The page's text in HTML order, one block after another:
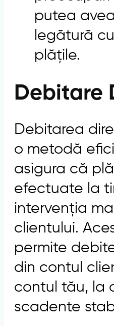
putea
legătură
plățile.
Debitare
Debitarea
o metodă
asigura că
efectuate la
intervenția
clientului.
permite
din contul
contul tău, la
scadente